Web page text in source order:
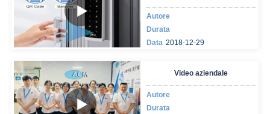
Autore
Durata
Data 2018-12-29
Video aziendale
Autore
Durata